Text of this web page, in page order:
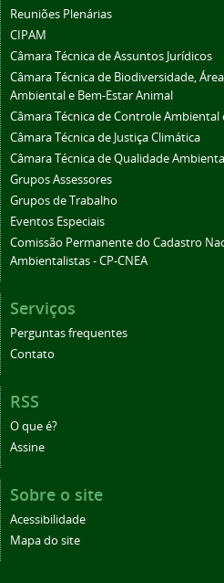
Reuniões Plenárias
CIPAM
Câmara Técnica de Assuntos Jurídicos
Câmara Técnica de Biodiversidade,
Ambiental e Bem-Estar Animal
Câmara Técnica de Controle
Câmara Técnica de Justiça Climática
Câmara Técnica de Qualidade
Grupos Assessores
Grupos de Trabalho
Eventos Especiais
Comissão Permanente do Cadastro
Ambientalistas - CP-CNEA
Serviços
Perguntas frequentes
Contato
RSS
O que é?
Assine
Sobre o site
Acessibilidade
Mapa do site